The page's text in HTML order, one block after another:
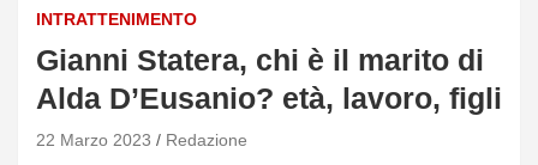
INTRATTENIMENTO
Gianni Statera, chi è il marito di
Alda D’Eusanio? età, lavoro, figli
22 Marzo 2023 Redazione